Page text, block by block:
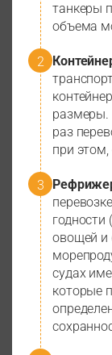
танкеры
объема
размеры.
раз
при этом,
овощей и
судах
которые